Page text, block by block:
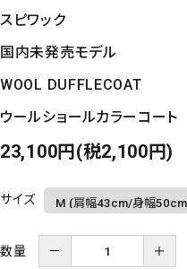
スピワック
国内未発売モデル
WOOL DUFFLECOAT
ウールショールカラーコート
23,100円(税2,100円)
サイズ
数量 － ＋